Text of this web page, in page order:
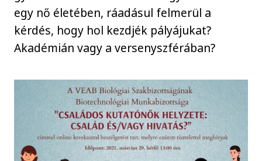
egy nő életében, ráadásul felmerül a
kérdés, hogy hol kezdjék pályájukat?
Akadémián vagy a versenyszférában?